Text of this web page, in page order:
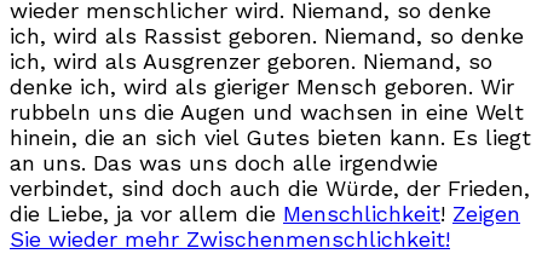
wieder menschlicher wird. Niemand, so denke
ich, wird als Rassist geboren. Niemand, so denke
ich, wird als Ausgrenzer geboren. Niemand, so
denke ich, wird als gieriger Mensch geboren. Wir
rubbeln uns die Augen und wachsen in eine Welt
hinein, die an sich viel Gutes bieten kann. Es liegt
an uns. Das was uns doch alle irgendwie
verbindet, sind doch auch die Würde, der Frieden,
die Liebe, ja vor allem die Menschlichkeit! Zeigen
Sie wieder mehr Zwischenmenschlichkeit!